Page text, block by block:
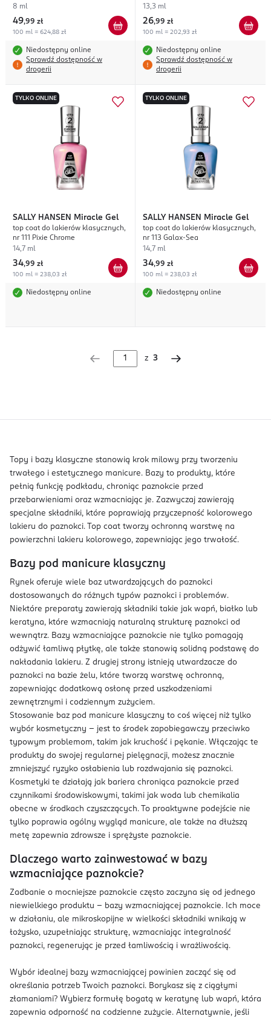
8 ml
49,99 zł
100 ml = 624,88 zł
Niedostępny online
Sprawdź dostępność w
drogerii
13,3 ml
26,99 zł
100 ml = 202,93 zł
Niedostępny online
Sprawdź dostępność w
drogerii
TYLKO ONLINE
SALLY HANSEN Miracle Gel
top coat do lakierów klasycznych,
nr 111 Pixie Chrome
14,7 ml
34,99 zł
100 ml = 238,03 zł
Niedostępny online
TYLKO ONLINE
SALLY HANSEN Miracle Gel
top coat do lakierów klasycznych,
nr 113 Galax-Sea
14,7 ml
34,99 zł
100 ml = 238,03 zł
Niedostępny online
z 3
Topy i bazy klasyczne stanowią krok milowy przy tworzeniu
trwałego i estetycznego manicure. Bazy to produkty, które
pełnią funkcję podkładu, chroniąc paznokcie przed
przebarwieniami oraz wzmacniając je. Zazwyczaj zawierają
specjalne składniki, które poprawiają przyczepność kolorowego
lakieru do paznokci. Top coat tworzy ochronną warstwę na
powierzchni lakieru kolorowego, zapewniając jego trwałość.
Bazy pod manicure klasyczny
Rynek oferuje wiele baz utwardzających do paznokci
dostosowanych do różnych typów paznokci i problemów.
Niektóre preparaty zawierają składniki takie jak wapń, białko lub
keratyna, które wzmacniają naturalną strukturę paznokci od
wewnątrz. Bazy wzmacniające paznokcie nie tylko pomagają
odżywić łamliwą płytkę, ale także stanowią solidną podstawę do
nakładania lakieru. Z drugiej strony istnieją utwardzacze do
paznokci na bazie żelu, które tworzą warstwę ochronną,
zapewniając dodatkową osłonę przed uszkodzeniami
zewnętrznymi i codziennym zużyciem.
Stosowanie baz pod manicure klasyczny to coś więcej niż tylko
wybór kosmetyczny – jest to środek zapobiegawczy przeciwko
typowym problemom, takim jak kruchość i pękanie. Włączając te
produkty do swojej regularnej pielęgnacji, możesz znacznie
zmniejszyć ryzyko osłabienia lub rozdwajania się paznokci.
Kosmetyki te działają jak bariera chroniąca paznokcie przed
czynnikami środowiskowymi, takimi jak woda lub chemikalia
obecne w środkach czyszczących. To proaktywne podejście nie
tylko poprawia ogólny wygląd manicure, ale także na dłuższą
metę zapewnia zdrowsze i sprężyste paznokcie.
Dlaczego warto zainwestować w bazy
wzmacniające paznokcie?
Zadbanie o mocniejsze paznokcie często zaczyna się od jednego
niewielkiego produktu – bazy wzmacniającej paznokcie. Ich moce
w działaniu, ale mikroskopijne w wielkości składniki wnikają w
łożysko, uzupełniając strukturę, wzmacniając integralność
paznokci, regenerując je przed łamliwością i wrażliwością.
Wybór idealnej bazy wzmacniającej powinien zacząć się od
określania potrzeb Twoich paznokci. Borykasz się z ciągłymi
złamaniami? Wybierz formułę bogatą w keratynę lub wapń, która
zapewnia odporność na codzienne zużycie. Alternatywnie, jeśli